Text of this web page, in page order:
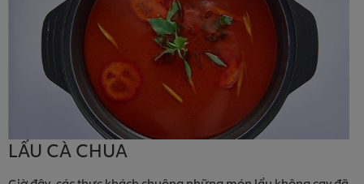
LẨU CÀ CHUA